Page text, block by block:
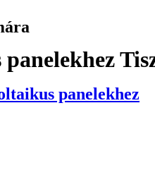
panelekhez